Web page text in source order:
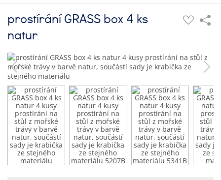
prostírání GRASS box 4 ks
natur